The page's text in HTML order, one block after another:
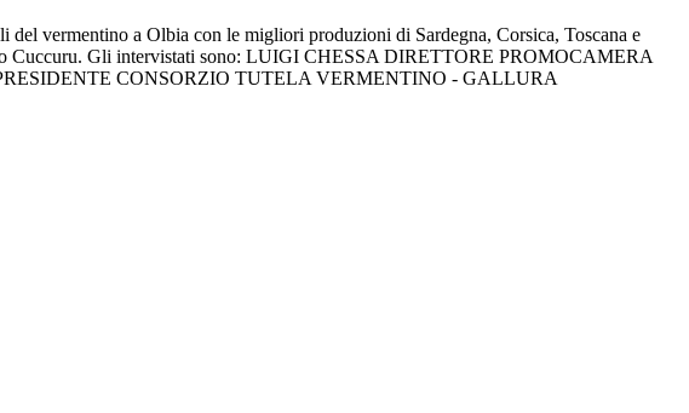
a Olbia con le migliori produzioni di Sardegna, Corsica, Toscana e
Cuccuru. Gli intervistati sono: LUIGI CHESSA DIRETTORE PROMOCAMERA
CONSORZIO TUTELA VERMENTINO - GALLURA